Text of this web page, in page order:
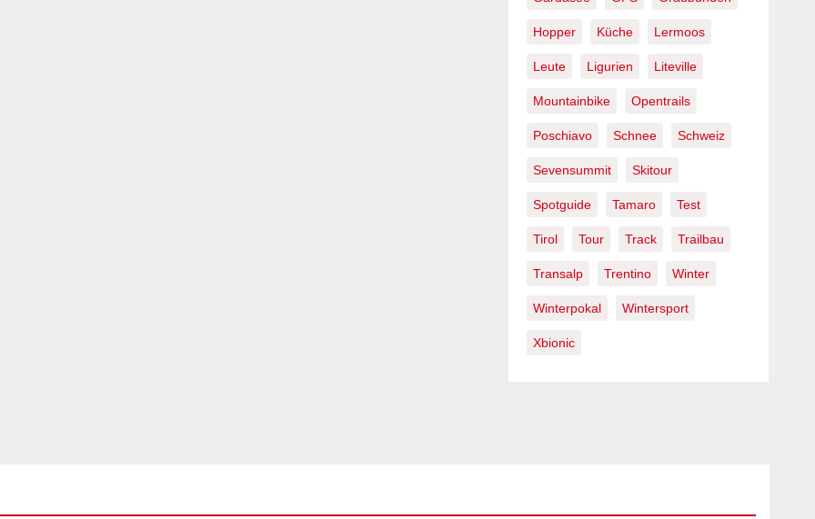
Hopper Küche Lermoos
Leute Ligurien Liteville
Mountainbike Opentrails
Poschiavo Schnee Schweiz
Sevensummit Skitour
Spotguide Tamaro Test
Tirol Tour Track Trailbau
Transalp Trentino Winter
Winterpokal Wintersport
Xbionic